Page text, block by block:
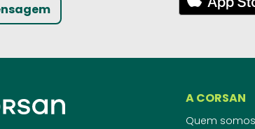
A CORSAN
Quem somos